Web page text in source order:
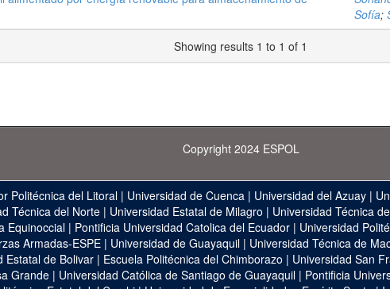
Sofía;
Showing results 1 to 1 of 1
Copyright 2024 ESPOL
Politécnica del Litoral | Universidad de Cuenca | Universidad del Azuay |
Técnica del Norte| Universidad Estatal de Milagro | Universidad Técnica
Equinoccial| Pontificia Universidad Catolica del Ecuador| Universidad
Armadas-ESPE | Universidad de Guayaquil | Universidad Técnica de
Estatal de Bolivar| Escuela Politécnica del Chimborazo | Universidad San
Grande | Universidad Católica de Santiago de Guayaquil | Pontificia